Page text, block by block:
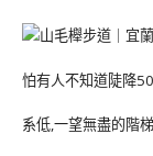
怕有人不知道陡降
系低,一望無盡的階